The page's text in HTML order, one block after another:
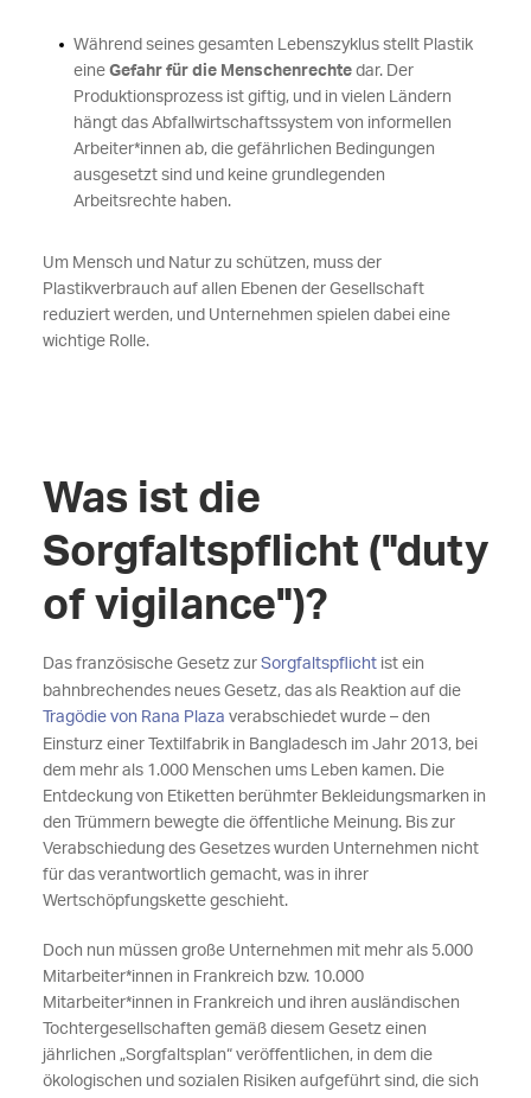
Während seines gesamten Lebenszyklus stellt Plastik
eineGefahr für die Menschenrechtedar. Der
Produktionsprozess ist giftig, und in vielen Ländern
hängt das Abfallwirtschaftssystem von informellen
Arbeiter*innen ab, die gefährlichen Bedingungen
ausgesetzt sind und keine grundlegenden
Arbeitsrechte haben.
Um Mensch und Natur zu schützen, muss der
Plastikverbrauch auf allen Ebenen der Gesellschaft
reduziert werden, und Unternehmen spielen dabei eine
wichtige Rolle.
Was ist die
Sorgfaltspflicht ("duty
of vigilance")?
Das französische Gesetz zur Sorgfaltspflichtist ein
bahnbrechendes neues Gesetz, das als Reaktion auf die
Tragödie von Rana Plaza verabschiedet wurde – den
Einsturz einer Textilfabrik in Bangladesch im Jahr 2013, bei
dem mehr als 1.000 Menschen ums Leben kamen. Die
Entdeckung von Etiketten berühmter Bekleidungsmarken in
den Trümmern bewegte die öffentliche Meinung. Bis zur
Verabschiedung des Gesetzes wurden Unternehmen nicht
für das verantwortlich gemacht, was in ihrer
Wertschöpfungskette geschieht.
Doch nun müssen große Unternehmen mit mehr als 5.000
Mitarbeiter*innen in Frankreich bzw. 10.000
Mitarbeiter*innen in Frankreich und ihren ausländischen
Tochtergesellschaften gemäß diesem Gesetz einen
jährlichen „Sorgfaltsplan“ veröffentlichen, in dem die
ökologischen und sozialen Risiken aufgeführt sind, die sich